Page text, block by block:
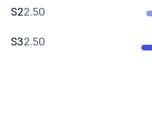
S22.50
S32.50